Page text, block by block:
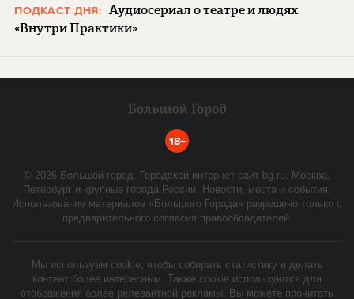
ПОДКАСТ ДНЯ: Аудиосериал о театре и людях
«Внутри Практики»
18+
© 2026 Большой город. Городской интернет-сайт bg.ru. Москва,
Петербург и крупные города России. Новости, места и события.
Использование материалов «Большого Города» разрешено только с
предварительного согласия правообладателей.
Мы используем cookie, чтобы собирать статистику и делать
контент более интересным. Также cookie используются для
отображения более релевантной рекламы. Вы можете прочитать